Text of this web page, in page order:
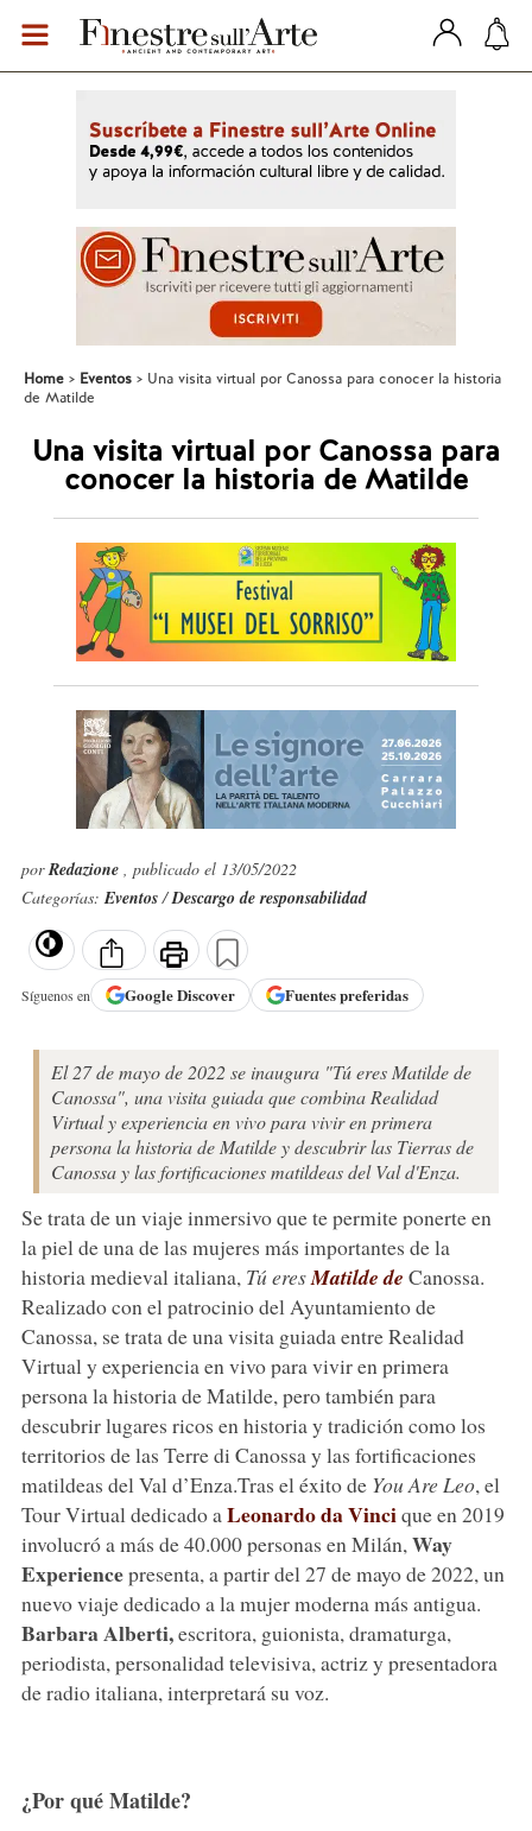
Home Eventos
Una visita virtual por Canossa para conocer la historia
de Matilde
Una visita virtual por Canossa para
conocer la historia de Matilde
porRedazione , publicado el 13/05/2022
Categorías:Eventos/Descargo de responsabilidad
Síguenos en GoogleDiscover Fuentes preferidas
El 27 de mayo de 2022 se inaugura "Tú eres Matilde de
Canossa", una visita guiada que combina Realidad
Virtual y experiencia en vivo para vivir en primera
persona la historia de Matilde y descubrir las Tierras de
Canossa y las fortificaciones matildeas del Val d'Enza.
Se trata de un viaje inmersivo que te permite ponerte en
la piel de una de las mujeres más importantes de la
historia medieval italiana, Tú eresMatilde de Canossa.
Realizado con el patrocinio del Ayuntamiento de
Canossa, se trata de una visita guiada entre Realidad
Virtual y experiencia en vivo para vivir en primera
persona la historia de Matilde, pero también para
descubrir lugares ricos en historia y tradición como los
territorios de las Terre di Canossa y las fortificaciones
matildeas del Val d’Enza.Tras el éxito deYou Are Leo, el
Tour Virtual dedicado a Leonardo da Vincique en 2019
involucró a más de 40.000 personas en Milán, Way
Experiencepresenta, a partir del 27 de mayo de 2022, un
nuevo viaje dedicado a la mujer moderna más antigua.
Barbara Alberti,escritora, guionista, dramaturga,
periodista, personalidad televisiva, actriz y presentadora
de radio italiana, interpretará su voz.
¿Por qué Matilde?